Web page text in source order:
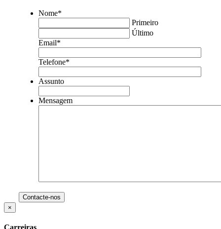
Nome*
Primeiro
Último
Email*
Telefone*
Assunto
Mensagem
×